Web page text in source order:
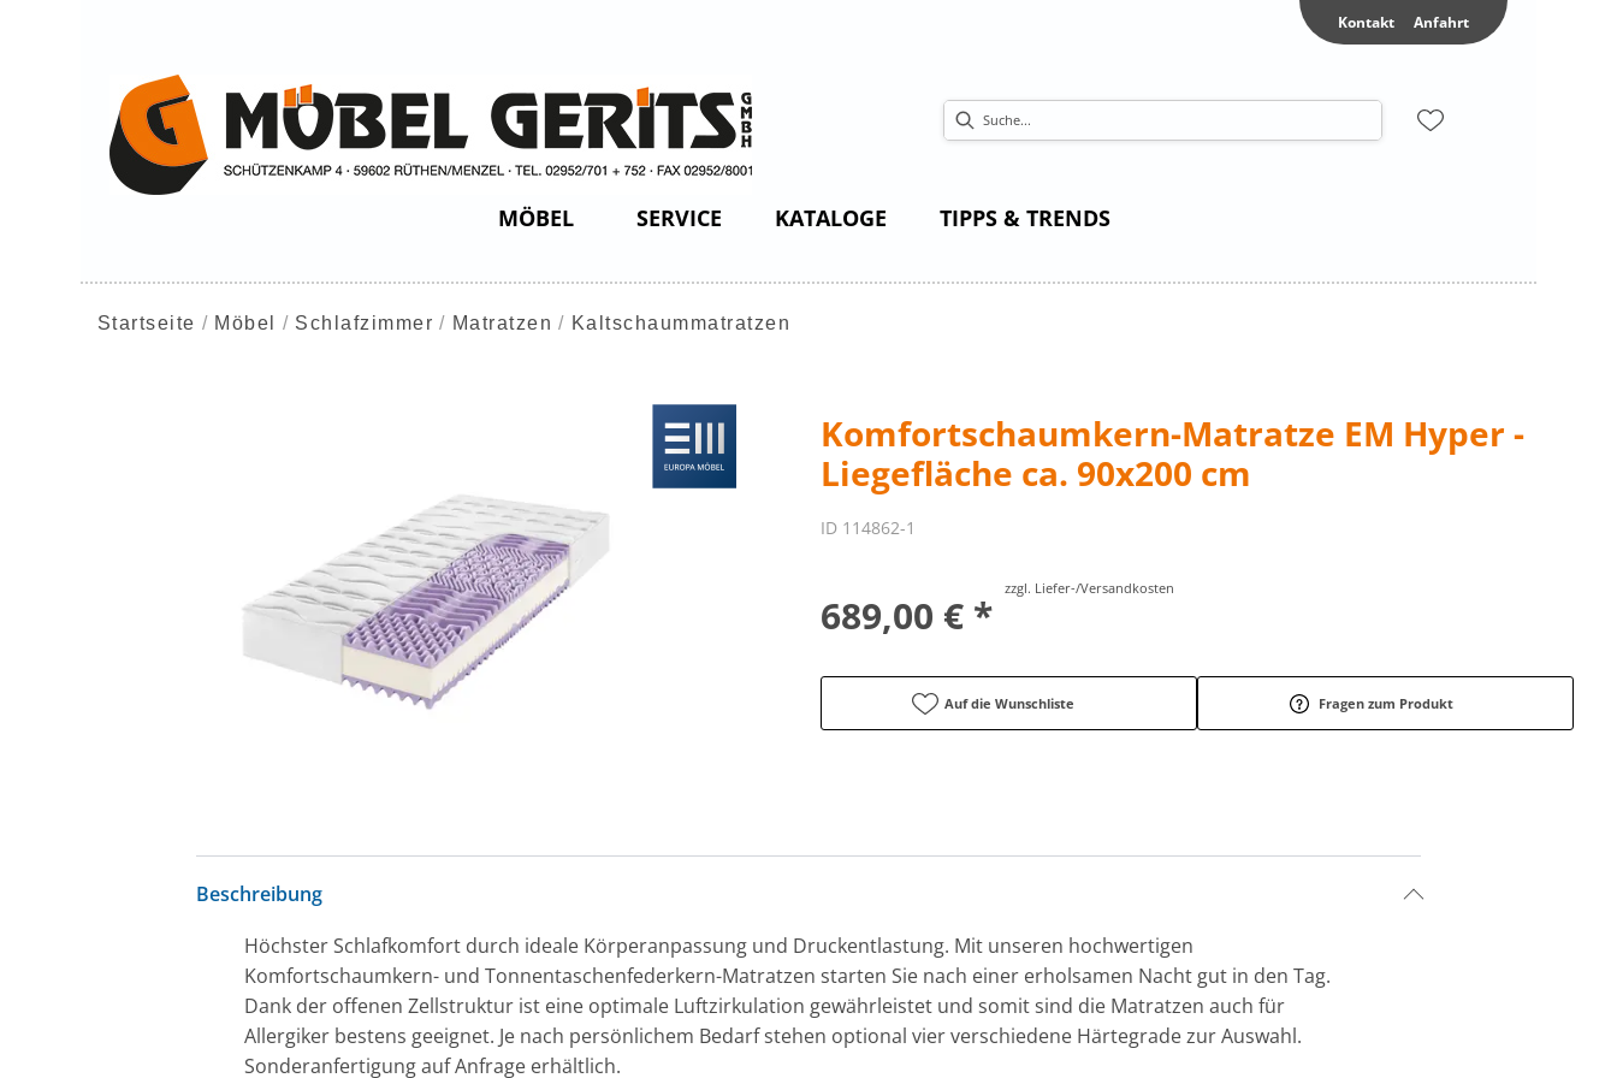
Kontakt Anfahrt
MÖBEL SERVICE KATALOGE TIPPS & TRENDS
Startseite Möbel Schlafzimmer Matratzen Kaltschaummatratzen
Komfortschaumkern-Matratze EM Hyper -
Liegefläche ca. 90x200 cm
ID 114862-1
689,00 € *
zzgl. Liefer-/Versandkosten
Auf die Wunschliste Fragen zum Produkt
Beschreibung
Höchster Schlafkomfort durch ideale Körperanpassung und Druckentlastung. Mit unseren hochwertigen
Komfortschaumkern- und Tonnentaschenfederkern-Matratzen starten Sie nach einer erholsamen Nacht gut in den Tag.
Dank der offenen Zellstruktur ist eine optimale Luftzirkulation gewährleistet und somit sind die Matratzen auch für
Allergiker bestens geeignet. Je nach persönlichem Bedarf stehen optional vier verschiedene Härtegrade zur Auswahl.
Sonderanfertigung auf Anfrage erhältlich.